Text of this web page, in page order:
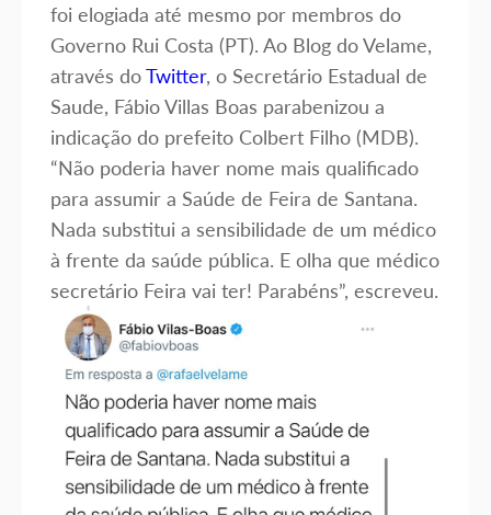
foi elogiada até mesmo por membros do
Governo Rui Costa (PT). Ao Blog do Velame,
através doTwitter, o Secretário Estadual de
Saude, Fábio Villas Boas parabenizou a
indicação do prefeito Colbert Filho (MDB).
“Não poderia haver nome mais qualificado
para assumir a Saúde de Feira de Santana.
Nada substitui a sensibilidade de um médico
à frente da saúde pública. E olha que médico
secretário Feira vai ter! Parabéns”, escreveu.